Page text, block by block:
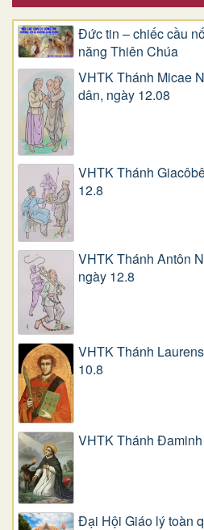
Đức tin – chiếc cầu
năng Thiên Chúa
VHTK Thánh Micae
dân, ngày 12.08
VHTK Thánh
12.8
VHTK Thánh Antôn
ngày 12.8
VHTK Thánh
10.8
VHTK Thánh
Đại Hội Giáo lý toàn